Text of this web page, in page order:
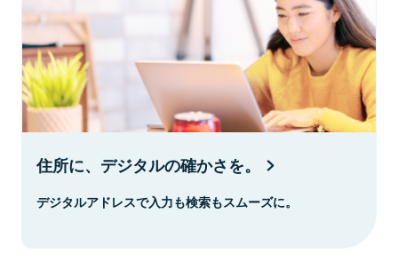
住所に、デジタルの確かさを。
デジタルアドレスで入力も検索もスムーズに。